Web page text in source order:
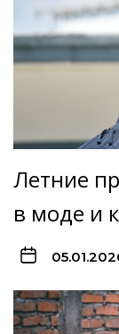
Летние
в моде и